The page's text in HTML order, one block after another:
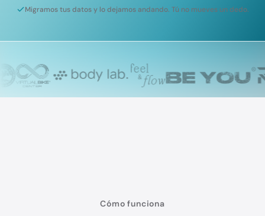
Migramos tus datos y lo dejamos andando. Tú no mueves un dedo.
Cómo funciona